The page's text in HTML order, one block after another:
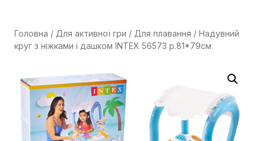
Головна / Для активної гри / Для плавання / Надувний
круг з ніжками і дашком INTEX 56573 р.81*79см